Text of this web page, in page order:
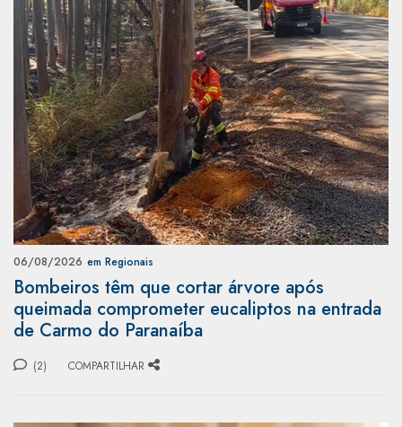
06/08/2026 em Regionais
Bombeiros têm que cortar árvore após
queimada comprometer eucaliptos na entrada
de Carmo do Paranaíba
(2) COMPARTILHAR